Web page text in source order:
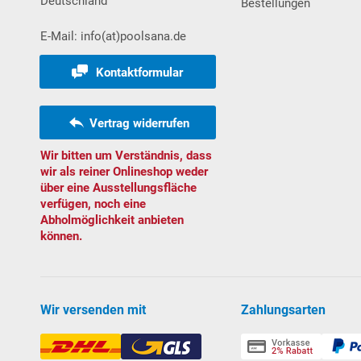
Sehr stabiler und eleganter Handlauf aus Aluminium
biese. Exkurs: Die seitliche Nut
Handlaufs abgeschnitten und im zweiten Schritt
Bodenprofilschienen sind aus stabilem
Download Vorabanleitung Aufbau Ovalbecken
Sicherheitshinweise:Vor dem Bau und der Benutzung
und befolgt werden. Um Ertrinken oder ernsthafte
5 Jahren - durch geeignete Sicherheitseinrichtungen
E-Mail: info(at)poolsana.de
Kontaktformular
Vertrag widerrufen
Wir bitten um Verständnis, dass
wir als reiner Onlineshop weder
über eine Ausstellungsfläche
verfügen, noch eine
Abholmöglichkeit anbieten
können.
Wir versenden mit Zahlungsarten